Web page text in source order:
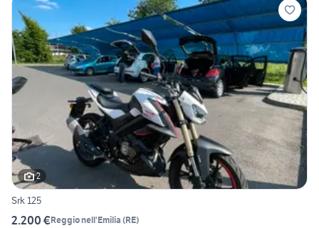
2
Srk 125
2.200 €Reggio nell'Emilia (RE)